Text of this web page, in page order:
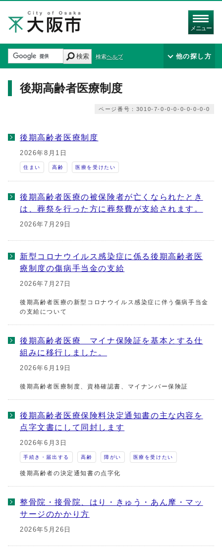
メニュー
検索 検索ヘルプ 他の探し方
後期高齢者医療制度
ページ番号：3010-7-0-0-0-0-0-0-0-0
後期高齢者医療制度
2026年8月1日
住まい 高齢 医療を受けたい
後期高齢者医療の被保険者が亡くなられたとき
は、葬祭を行った方に葬祭費が支給されます。
2026年7月29日
新型コロナウイルス感染症に係る後期高齢者医
療制度の傷病手当金の支給
2026年7月27日
後期高齢者医療の新型コロナウイルス感染症に伴う傷病手当金
の支給について
後期高齢者医療 マイナ保険証を基本とする仕
組みに移行しました。
2026年6月19日
後期高齢者医療制度、資格確認書、マイナンバー保険証
後期高齢者医療保険料決定通知書の主な内容を
点字文書にして同封します
2026年6月3日
手続き・届出する 高齢 障がい 医療を受けたい
後期高齢者の決定通知書の点字化
整骨院・接骨院、はり・きゅう・あん摩・マッ
サージのかかり方
2026年5月26日